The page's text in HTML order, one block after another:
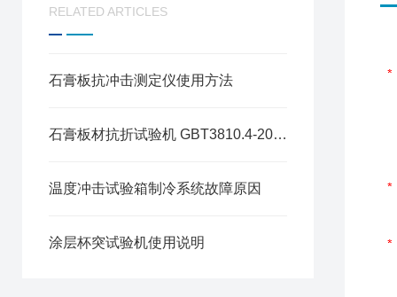
RELATED ARTICLES
石膏板抗冲击测定仪使用方法
石膏板材抗折试验机 GBT3810.4-2016 试验方法说明
温度冲击试验箱制冷系统故障原因
涂层杯突试验机使用说明